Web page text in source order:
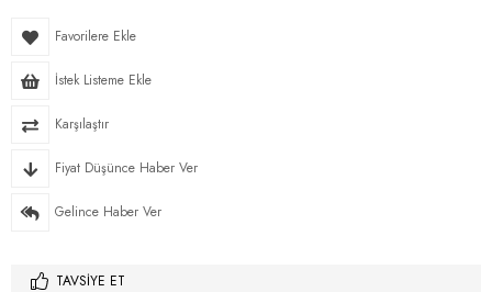
Favorilere Ekle
İstek Listeme Ekle
Karşılaştır
Fiyat Düşünce Haber Ver
Gelince Haber Ver
TAVSIYE ET